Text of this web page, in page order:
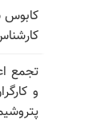
تجمع
و